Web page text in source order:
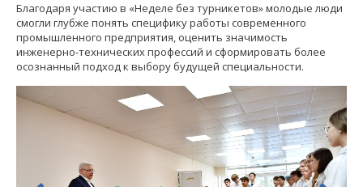
Благодаря участию в «Неделе без турникетов» молодые люди
смогли глубже понять специфику работы современного
промышленного предприятия, оценить значимость
инженерно-технических профессий и сформировать более
осознанный подход к выбору будущей специальности.